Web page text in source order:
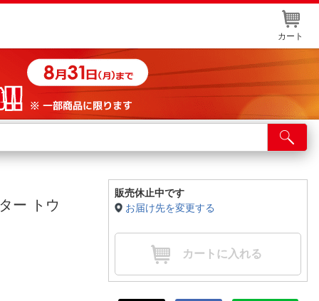
カート
舗サービス
ト取り置き
舗情報・店舗一覧
ー トウ
販売休止中です
お届け先を変更する
カートに入れる